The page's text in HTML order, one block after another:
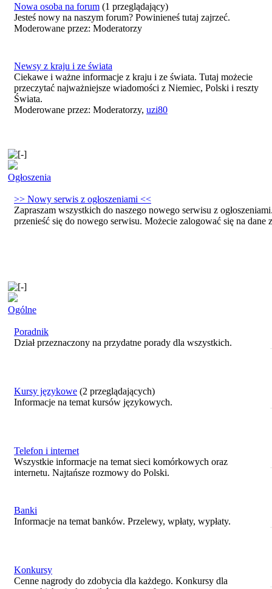
Nowa osoba na forum (1 przeglądający)
Jesteś nowy na naszym forum? Powinieneś tutaj zajrzeć.
Moderowane przez: Moderatorzy
Newsy z kraju i ze świata
Ciekawe i ważne informacje z kraju i ze świata. Tutaj możecie
przeczytać najważniejsze wiadomości z Niemiec, Polski i reszty
Świata.
Moderowane przez: Moderatorzy, uzi80
Ogłoszenia
>> Nowy serwis z ogłoszeniami <<
Zapraszam wszystkich do naszego nowego serwisu z
przenieść się do nowego serwisu. Możecie zalogować się na dane
Ogólne
Poradnik
Dział przeznaczony na przydatne porady dla wszystkich.
Kursy językowe (2 przeglądających)
Informacje na temat kursów językowych.
Telefon i internet
Wszystkie informacje na temat sieci komórkowych oraz
internetu. Najtańsze rozmowy do Polski.
Banki
Informacje na temat banków. Przelewy, wpłaty, wypłaty.
Konkursy
Cenne nagrody do zdobycia dla każdego. Konkursy dla